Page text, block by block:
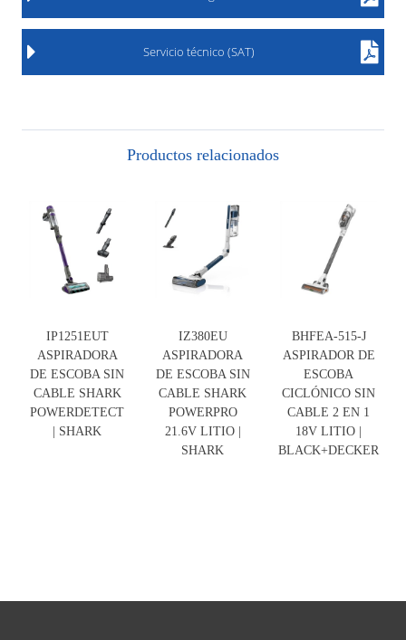
Servicio técnico (SAT)
Productos relacionados
IP1251EUT
ASPIRADORA
DE ESCOBA SIN
CABLE SHARK
POWERDETECT
| SHARK
IZ380EU
ASPIRADORA
DE ESCOBA SIN
CABLE SHARK
POWERPRO
21.6V LITIO |
SHARK
BHFEA-515-J
ASPIRADOR DE
ESCOBA
CICLÓNICO SIN
CABLE 2 EN 1
18V LITIO |
BLACK+DECKER